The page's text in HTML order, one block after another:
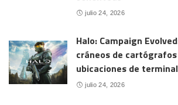
julio 24, 2026
Halo: Campaign
cráneos de
ubicaciones de
julio 24, 2026